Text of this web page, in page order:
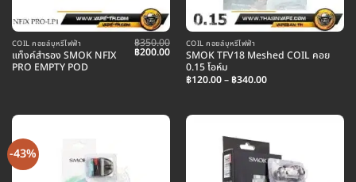
COIL คอยล์บุหรี่ไฟฟ้า
แท็งค์สำรอง SMOK NFIX
PRO EMPTY POD
฿350.00
Original
price
฿200.00Current
price
฿200.00.
COIL คอยล์บุหรี่ไฟฟ้า
SMOK TFV18 Meshed COIL คอย
0.15 โอห์ม
฿120.00–฿340.00Price
฿340.00
-43%